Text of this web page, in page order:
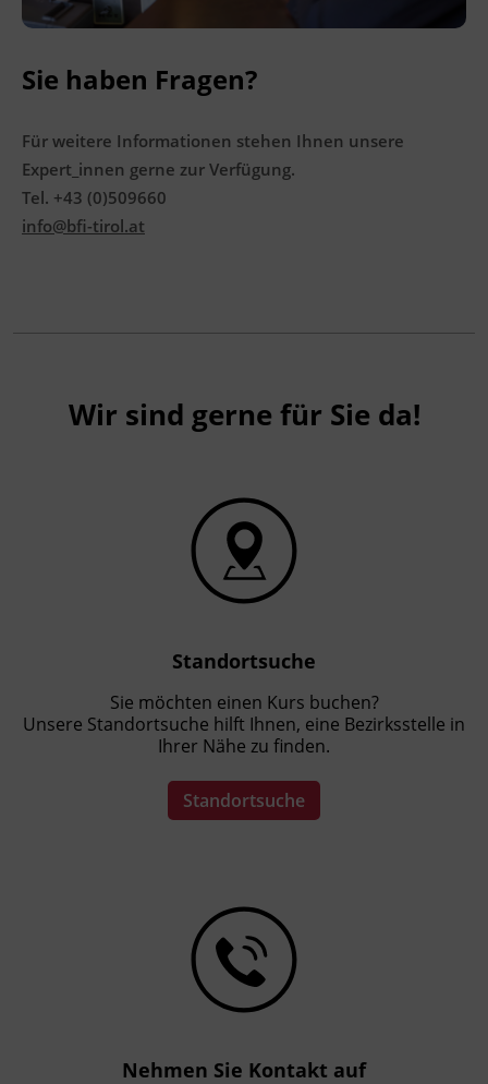
BFI Tirol Bildungszentrum
Ing.-Etzel-Straße 7
Das Land Tirol fördert bis zu maximal 30 %
der Kurskosten. Nähere Informationen finden
Sie unterwww.mein-update.at
Anhang 3 der Fachkenntnisnachweis-
ArbeitnehmerInnenschutzgesetz, BGBl. Nr.
450/1994 idgF
Terminübersicht
Sie haben Fragen?
Für weitere Informationen stehen Ihnen unsere
Expert_innen gerne zur Verfügung.
Tel. +43 (0)509660
info@bfi-tirol.at
Wir sind gerne für Sie da!
Standortsuche
Sie möchten einen Kurs buchen?
Unsere Standortsuche hilft Ihnen, eine Bezirksstelle in
Ihrer Nähe zu finden.
Standortsuche
Nehmen Sie Kontakt auf